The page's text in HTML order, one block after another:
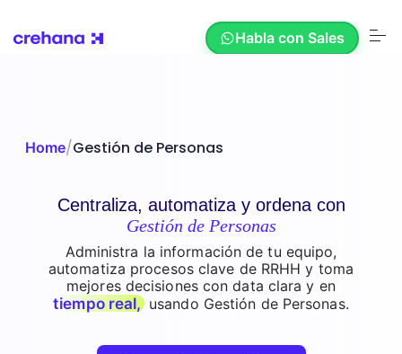
Habla con Sales
Nosotros
Nuestros Clientes
Home/Gestión de Personas
Centraliza, automatiza y ordena con
Gestión de Personas
Administra la información de tu equipo,
automatiza procesos clave de RRHH y toma
mejores decisiones con data clara y en
tiempo real,usando Gestión de Personas.